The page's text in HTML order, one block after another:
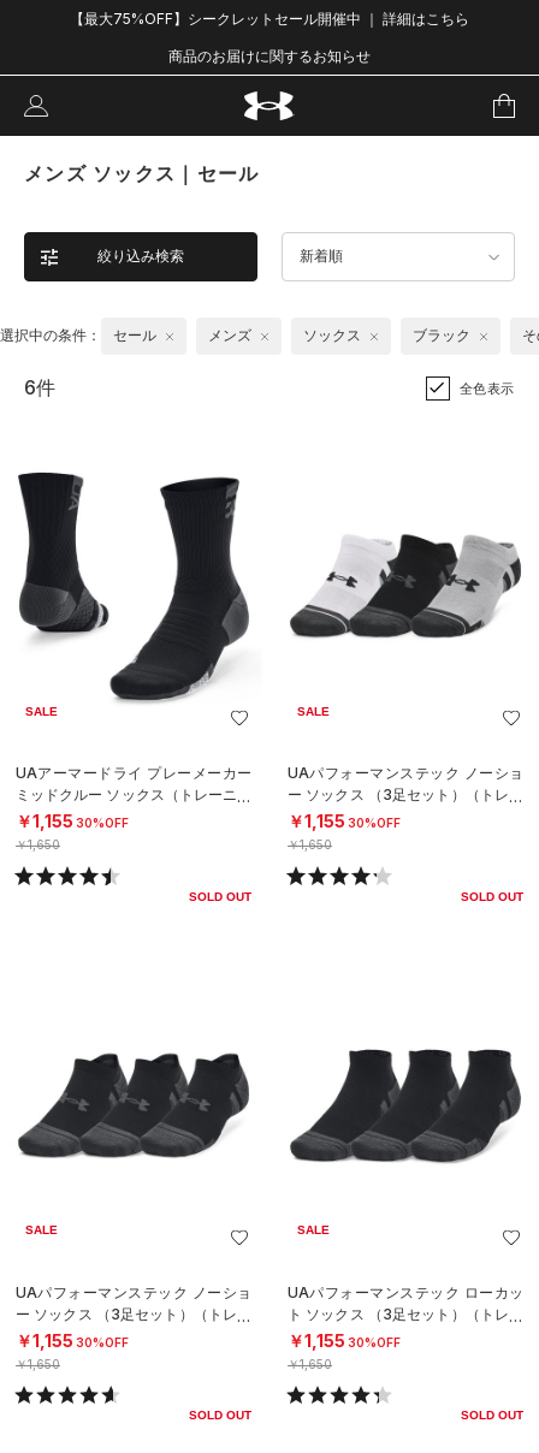
【最大75%OFF】シークレットセール開催中 ｜ 詳細はこちら
商品のお届けに関するお知らせ
メンズ ソックス｜セール
絞り込み検索 新着順
選択中の条件： セール メンズ ソックス ブラック
6件 全色表示
SALE
UAアーマードライ プレーメーカー
ミッドクルー ソックス（トレーニン
グ/UNISEX）
￥1,155 30%OFF
￥1,650
SOLD OUT
SALE
UAパフォーマンステック ノーショ
ー ソックス （3足セット）（トレー
ニング/UNISEX）
￥1,155 30%OFF
￥1,650
SOLD OUT
SALE
UAパフォーマンステック ノーショ
ー ソックス （3足セット）（トレー
ニング/UNISEX）
￥1,155 30%OFF
￥1,650
SOLD OUT
SALE
UAパフォーマンステック ローカッ
ト ソックス （3足セット）（トレー
ニング/UNISEX）
￥1,155 30%OFF
￥1,650
SOLD OUT